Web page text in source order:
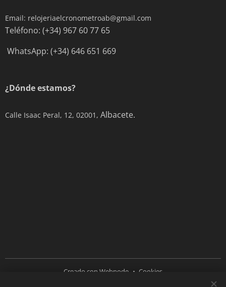
Email: relojeriaelcronometroab@gmail.com
Teléfono: (+34) 967 60 77 65
WhatsApp: (+34) 646 651 669
¿Dónde estamos?
Calle Isaac Peral, 12, 02001, Albacete.
Creado con Webnode Cookies